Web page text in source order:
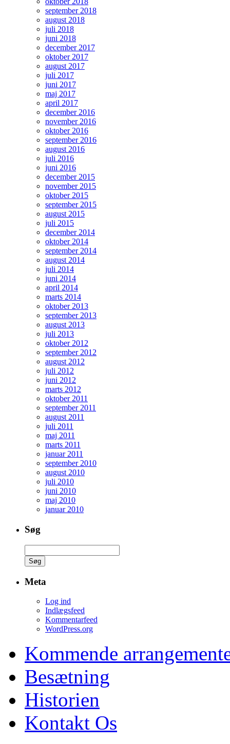
september 2018
august 2018
juli 2018
juni 2018
december 2017
oktober 2017
august 2017
juli 2017
juni 2017
maj 2017
april 2017
december 2016
november 2016
oktober 2016
september 2016
august 2016
juli 2016
juni 2016
december 2015
november 2015
oktober 2015
september 2015
august 2015
juli 2015
december 2014
oktober 2014
september 2014
august 2014
juli 2014
juni 2014
april 2014
marts 2014
oktober 2013
september 2013
august 2013
juli 2013
oktober 2012
september 2012
august 2012
juli 2012
juni 2012
marts 2012
oktober 2011
september 2011
august 2011
juli 2011
maj 2011
marts 2011
januar 2011
september 2010
august 2010
juli 2010
juni 2010
maj 2010
januar 2010
Søg
efter:
Meta
Log ind
Indlægsfeed
Kommentarfeed
WordPress.org
Kommende
Besætning
Historien
Kontakt Os